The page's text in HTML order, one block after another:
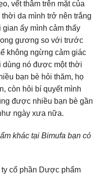
vết thâm trên mặt của
da mình trở nên trắng
ấy mình cảm thấy
gương so với trước
không ngừng cảm giác
nó được một thời
bạn bè hỏi thăm, họ
còn hỏi bí quyết mình
được nhiều bạn bè gần
ngày xưa nữa.
khác tại Bimufa bạn có
cổ phần Dược phẩm